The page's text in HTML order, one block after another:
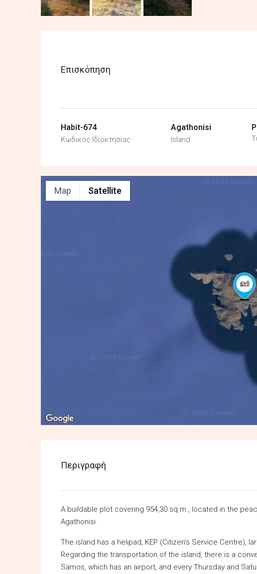
Επισκόπηση
Habit-674
Κωδικός Ιδιοκτησίας
Agathonisi
Island
Map Satellite
Περιγραφή
A buildable plot covering 954,30 sq.m., located in the
Agathonisi.
The island has a helipad, KEP (Citizen’s Service Centre),
Regarding the transportation of the island, there is a
Samos, which has an airport, and every Thursday and